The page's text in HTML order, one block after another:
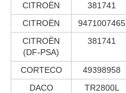
CITROËN 381741
CITROËN
9471007465
CITROËN
(DF-PSA)
381741
CORTECO 49398958
DACO
TR2800L